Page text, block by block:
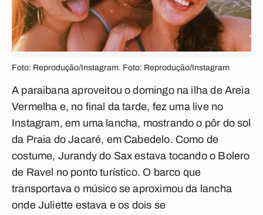
Foto: Reprodução/Instagram. Foto: Reprodução/Instagram
A paraibana aproveitou o domingo na ilha de Areia
Vermelha e, no final da tarde, fez uma live no
Instagram, em uma lancha, mostrando o pôr do sol
da Praia do Jacaré, em Cabedelo. Como de
costume, Jurandy do Sax estava tocando o Bolero
de Ravel no ponto turístico. O barco que
transportava o músico se aproximou da lancha
onde Juliette estava e os dois se